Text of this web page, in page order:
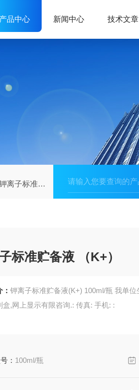
产品中心 新闻中心 技术文章
准贮备液 （K+）
标准贮备液 （K+）
：钾离子标准贮备液(K+) 100ml/瓶 我单位生产各种标准溶液,环保试剂,化学试剂及快速
盒,网上显示有限咨询.: 传真: 手机: :
： 100ml/瓶